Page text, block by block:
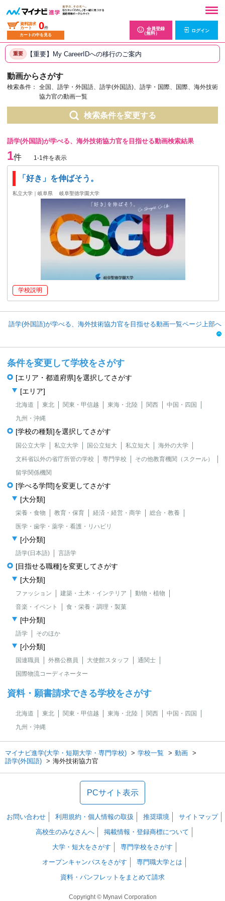
資料請求
カート
0件
カートの中を見る
会員登録
（無料）
ログイン
重要 【重要】My CareerIDへの移行のご案内
動画からさがす
検索条件：
全国、語学・外国語、語学(外国語)、語学・国際、国際、海外技術
協力官の動画一覧
検索条件を変更する
語学(外国語)が学べる、海外技術協力官を目指せる動画検索結果
1件 1-1件を表示
「好き」を伸ばそう。
私立大学｜岐阜県 岐阜聖徳学園大学
学校説明
語学(外国語)が学べる、海外技術協力官を目指せる動画一覧ページ上部へ
条件を変更して学校をさがす
[エリア・都道府県]を選択してさがす
[エリア]
北海道 東北 関東・甲信越 東海・北陸 関西
中国・四国
九州・沖縄
[学校の種類]を選択してさがす
国公立大学 私立大学 国公立短大 私立短大
海外の大学
文科省以外の省庁所管の学校
専門学校
その他教育機関（スクール）
留学関係機関
[学べる学問]を変更してさがす
[大分類]
栄養・食物 教育・保育 経済・経営・商学
総合・教養
医学・歯学・薬学・看護・リハビリ
[小分類]
語学(日本語) 言語学
[目指せる職種]を変更してさがす
[大分類]
ファッション 建築・土木・インテリア
動物・植物
音楽・イベント
食・栄養・調理・製菓
[中分類]
語学 そのほか
[小分類]
国連職員 外務公務員 大使館スタッフ
通関士
国際物流コーディネーター
資料・願書請求できる学校をさがす
北海道 東北 関東・甲信越 東海・北陸 関西
中国・四国
九州・沖縄
マイナビ進学(大学・短期大学・専門学校) 学校一覧
動画
語学(外国語)
海外技術協力官
PCサイト表示
お問い合わせ 利用規約・個人情報の取扱 推奨環境
サイトマップ
高校生のみなさんへ
掲載情報・登録商標について
大学・短大をさがす
専門学校をさがす
オープンキャンパスをさがす
専門職大学とは
資料・パンフレットをまとめて請求
Copyright © Mynavi Corporation